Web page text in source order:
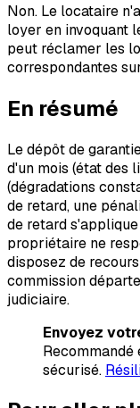
Non. Le locataire
loyer en invoquant
peut réclamer les
correspondantes
En résumé
Le dépôt de
d'un mois (état des
(dégradations
de retard, une
de retard
propriétaire ne
disposez de
commission
judiciaire.
Envoyez
sécurisé.